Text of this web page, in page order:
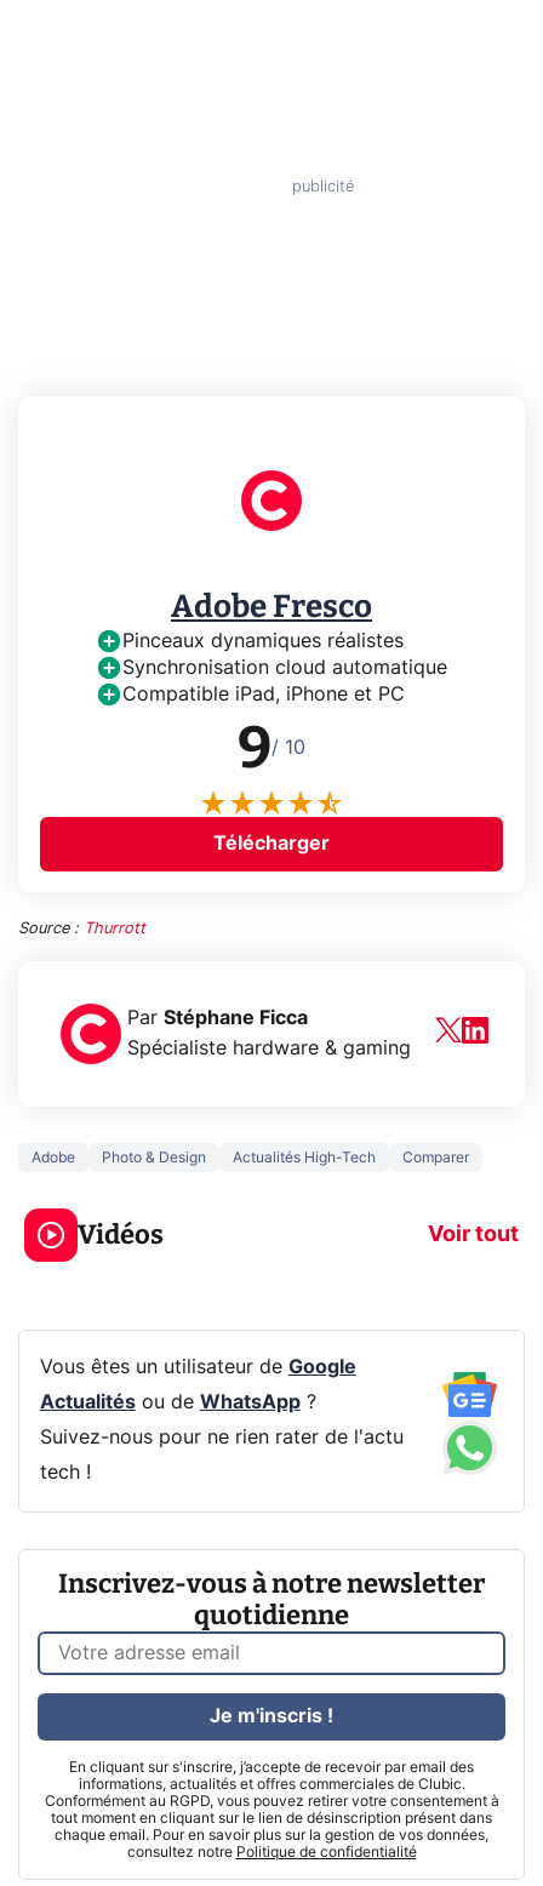
Adobe Fresco
Pinceaux dynamiques réalistes
Synchronisation cloud automatique
Compatible iPad, iPhone et PC
9/ 10
Télécharger
Source : Thurrott
Par Stéphane Ficca
Spécialiste hardware & gaming
Adobe Photo & Design Actualités High-Tech Comparer
Vidéos Voir tout
5 générations de
jeux dans la
prochaine Xbox !
Ce que vous
navigation
Vous êtes un utilisateur de Google
Actualitésou de WhatsApp?
Suivez-nous pour ne rien rater de l'actu
tech !
Inscrivez-vous à notre newsletter
quotidienne
En cliquant sur s'inscrire, j’accepte de recevoir par email des
informations, actualités et offres commerciales de Clubic.
Conformément au RGPD, vous pouvez retirer votre consentement à
tout moment en cliquant sur le lien de désinscription présent dans
chaque email. Pour en savoir plus sur la gestion de vos données,
consultez notre Politique de confidentialité
Je m'inscris !